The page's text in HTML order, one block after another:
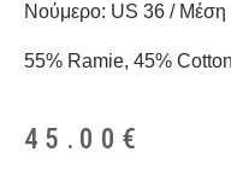
Νούμερο: US 36 /
55% Ramie, 45% Cotton
45.00 €